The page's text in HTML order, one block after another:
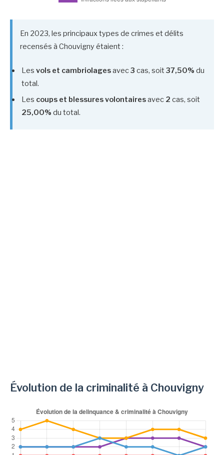
En 2023, les principaux types de crimes et délits
recensés à Chouvigny étaient :
Les vols et cambriolagesavec3 cas, soit 37,50% du
total.
Les coups et blessures volontairesavec 2 cas, soit
25,00% du total.
Évolution de la criminalité à Chouvigny